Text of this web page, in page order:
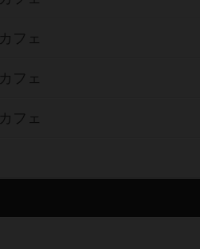
フェ
フェ
フェ